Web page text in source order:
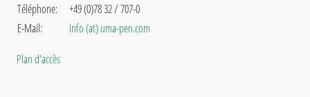
Téléphone:
E-Mail:
+49 (0)78 32 / 707-0
info (at) uma-pen.com
Plan d'accès